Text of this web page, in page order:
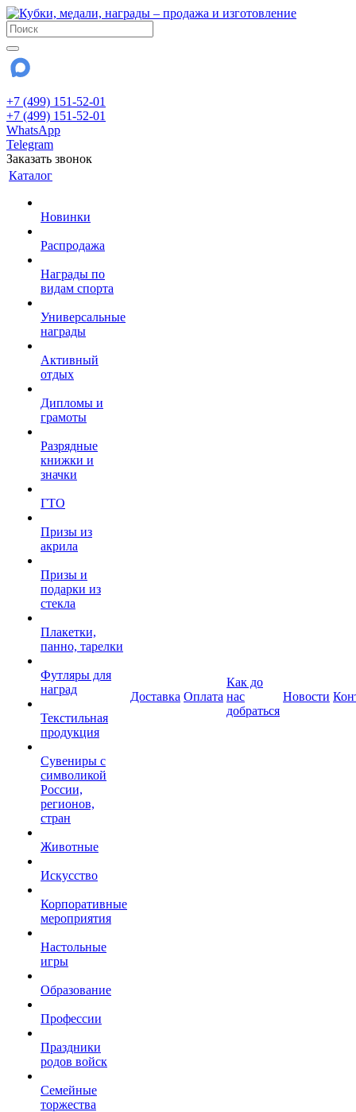
+7 (499) 151-52-01
+7 (499) 151-52-01
WhatsApp
Telegram
Заказать звонок
Каталог
Новинки
Распродажа
Награды по
видам спорта
Универсальные
награды
Активный
отдых
Дипломы и
грамоты
Разрядные
книжки и
значки
ГТО
Призы из
акрила
Призы и
подарки из
стекла
Плакетки,
панно, тарелки
Футляры для
наград
Текстильная
продукция
Сувениры с
символикой
России,
регионов,
стран
Животные
Искусство
Корпоративные
мероприятия
Настольные
игры
Образование
Профессии
Праздники
родов войск
Семейные
торжества
Доставка Оплата
Как до
нас
добраться
Новости